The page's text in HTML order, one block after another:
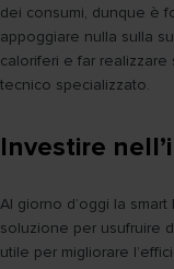
dei consumi, dunque è
appoggiare nulla sulla
caloriferi e far realizzare
tecnico specializzato.
Investire
Al giorno d’oggi la
soluzione per usufruire
utile per migliorare